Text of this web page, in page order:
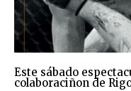
Este sábado
colaboraciñon de